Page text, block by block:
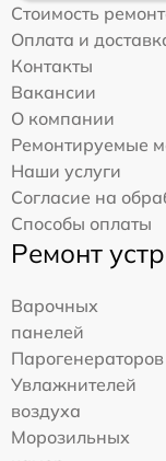
Стоимость
Оплата и
Контакты
Вакансии
О компании
Ремонтируемые
Наши услуги
Согласие на
Способы оплаты
Ремонт
Варочных
панелей
Парогенераторов
Увлажнителей
воздуха
Морозильных